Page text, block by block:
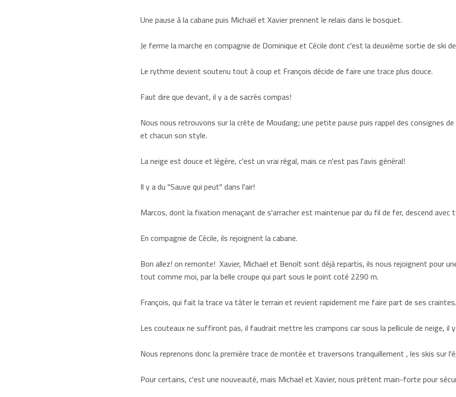
Une pause à la cabane puis Michaël et Xavier prennent le relais dans le bosquet.
Je ferme la marche en compagnie de Dominique et Cécile dont c'est la deuxième sortie de ski
Le rythme devient soutenu tout à coup et François décide de faire une trace plus douce.
Faut dire que devant, il y a de sacrés compas!
Nous nous retrouvons sur la crête de Moudang; une petite pause puis rappel des consignes
et chacun son style.
La neige est douce et légère, c'est un vrai régal, mais ce n'est pas l'avis général!
Il y a du "Sauve qui peut" dans l'air!
Marcos, dont la fixation menaçant de s'arracher est maintenue par du fil de fer, descend avec
En compagnie de Cécile, ils rejoignent la cabane.
Bon allez! on remonte! Xavier, Michaël et Benoît sont déjà repartis, ils nous rejoignent pour
tout comme moi, par la belle croupe qui part sous le point coté 2290 m.
François, qui fait la trace va tâter le terrain et revient rapidement me faire part de ses craintes.
Les couteaux ne suffiront pas, il faudrait mettre les crampons car sous la pellicule de neige, il
Nous reprenons donc la première trace de montée et traversons tranquillement , les skis sur
Pour certains, c'est une nouveauté, mais Michaël et Xavier, nous prêtent main-forte pour